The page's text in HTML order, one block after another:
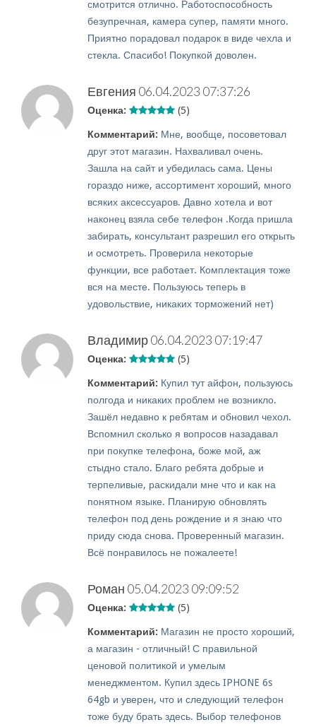
смотрится отлично. Работоспособность
безупречная, камера супер, памяти много.
Приятно порадовал подарок в виде чехла и
стекла. Спасибо! Покупкой доволен.
Евгения 06.04.2023 07:37:26
Оценка: (5)
Комментарий: Мне, вообще, посоветовал
друг этот магазин. Нахваливал очень.
Зашла на сайт и убедилась сама. Цены
гораздо ниже, ассортимент хороший, много
всяких аксессуаров. Давно хотела и вот
наконец взяла себе телефон .Когда пришла
забирать, консультант разрешил его открыть
и осмотреть. Проверила некоторые
функции, все работает. Комплектация тоже
вся на месте. Пользуюсь теперь в
удовольствие, никаких торможений нет)
Владимир06.04.2023 07:19:47
Оценка: (5)
Комментарий: Купил тут айфон, пользуюсь
полгода и никаких проблем не возникло.
Зашёл недавно к ребятам и обновил чехол.
Вспомнил сколько я вопросов назадавал
при покупке телефона, боже мой, аж
стыдно стало. Благо ребята добрые и
терпеливые, раскидали мне что и как на
понятном языке. Планирую обновлять
телефон под день рождение и я знаю что
приду сюда снова. Проверенный магазин.
Всё понравилось не пожалеете!
Роман 05.04.2023 09:09:52
Оценка: (5)
Комментарий: Магазин не просто хороший,
а магазин - отличный! С правильной
ценовой политикой и умелым
менеджментом. Купил здесь IPHONE 6s
64gb и уверен, что и следующий телефон
тоже буду брать здесь. Выбор телефонов